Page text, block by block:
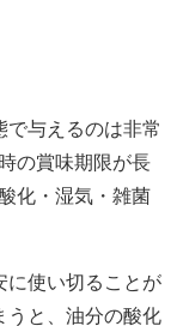
で与えるのは非常
の賞味期限が長
化・湿気・雑菌
に使い切ることが
うと、油分の酸化